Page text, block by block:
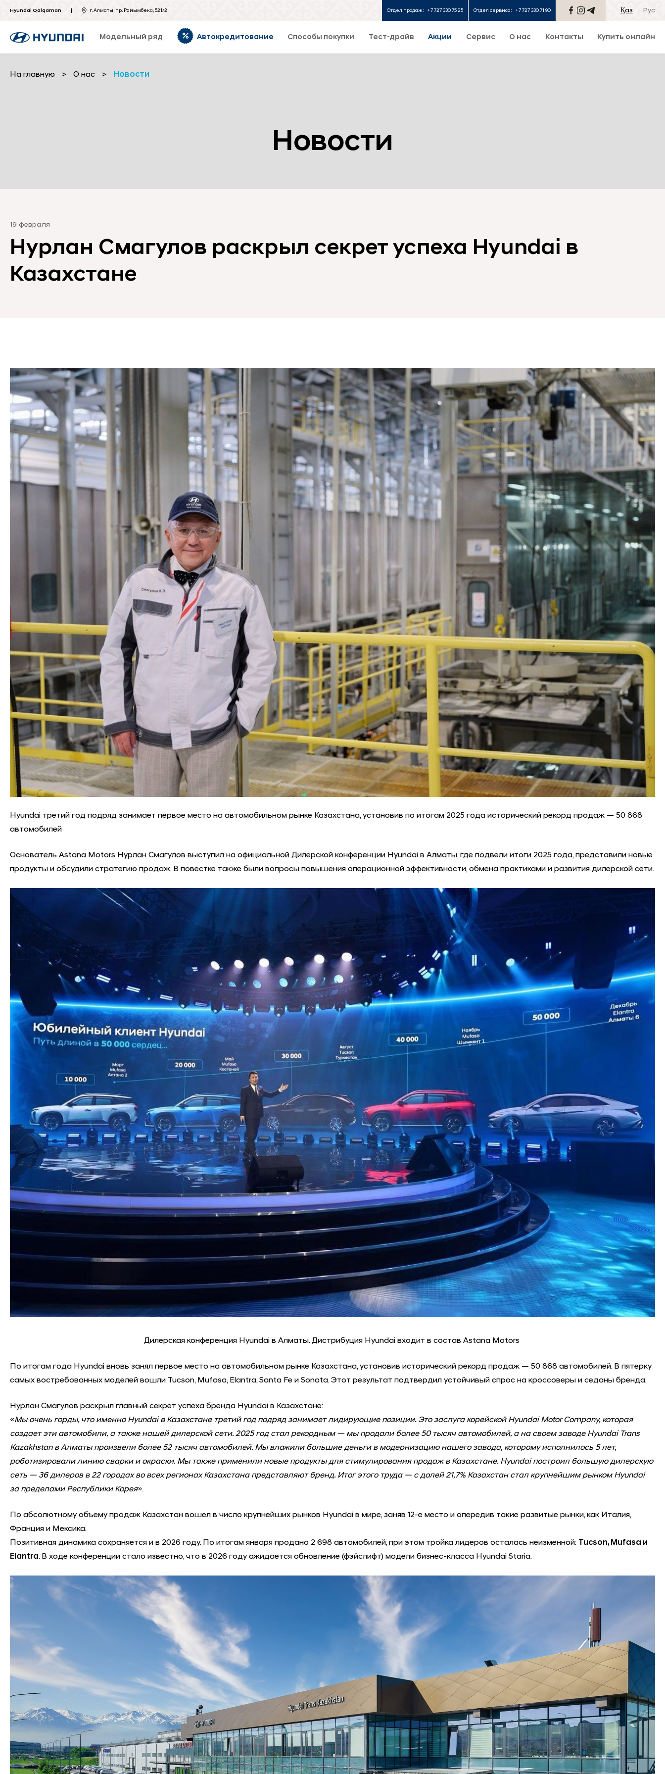
Hyundai Qalqaman г. Алматы, пр. Райымбека, 521/2 Отдел продаж: +7 727 330 75 25 Отдел сервиса: +7 727 330 71 90 Қаз Рус
Модельный ряд Автокредитование Способы покупки Тест-драйв Акции Сервис О нас Контакты Купить онлайн
На главную > О нас > Новости
Новости
19 февраля
Нурлан Смагулов раскрыл секрет успеха Hyundai в
Казахстане
Hyundai третий год подряд занимает первое место на автомобильном рынке Казахстана, установив по итогам 2025 года исторический рекорд продаж — 50 868
автомобилей
Основатель Astana Motors Нурлан Смагулов выступил на официальной Дилерской конференции Hyundai в Алматы, где подвели итоги 2025 года, представили новые
продукты и обсудили стратегию продаж. В повестке также были вопросы повышения операционной эффективности, обмена практиками и развития дилерской сети.
Дилерская конференция Hyundai в Алматы. Дистрибуция Hyundai входит в состав Astana Motors
По итогам года Hyundai вновь занял первое место на автомобильном рынке Казахстана, установив исторический рекорд продаж — 50 868 автомобилей. В пятерку
самых востребованных моделей вошли Tucson, Mufasa, Elantra, Santa Fe и Sonata. Этот результат подтвердил устойчивый спрос на кроссоверы и седаны бренда.
Нурлан Смагулов раскрыл главный секрет успеха бренда Hyundai в Казахстане:
«Мы очень горды, что именно Hyundai в Казахстане третий год подряд занимает лидирующие позиции. Это заслуга корейской Hyundai Motor Company, которая
создает эти автомобили, а также нашей дилерской сети. 2025 год стал рекордным — мы продали более 50 тысяч автомобилей, а на своем заводе Hyundai Trans
Kazakhstan в Алматы произвели более 52 тысяч автомобилей. Мы вложили большие деньги в модернизацию нашего завода, которому исполнилось 5 лет,
роботизировали линию сварки и окраски. Мы также применили новые продукты для стимулирования продаж в Казахстане. Hyundai построил большую дилерскую
сеть — 36 дилеров в 22 городах во всех регионах Казахстана представляют бренд. Итог этого труда — с долей 21,7% Казахстан стал крупнейшим рынком Hyundai
за пределами Республики Корея».
По абсолютному объему продаж Казахстан вошел в число крупнейших рынков Hyundai в мире, заняв 12-е место и опередив такие развитые рынки, как Италия,
Франция и Мексика.
Позитивная динамика сохраняется и в 2026 году. По итогам января продано 2 698 автомобилей, при этом тройка лидеров осталась неизменной:
Tucson, Mufasa и
Elantra. В ходе конференции стало известно, что в 2026 году ожидается обновление (фэйслифт) модели бизнес-класса Hyundai Staria.